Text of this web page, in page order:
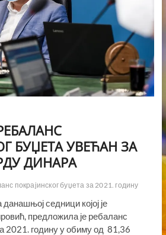
БУЏЕТА УВЕЋАН ЗА
ДИНАРА
покрајинског буџета за 2021. годину
седници којој је
предложила је ребаланс
2021. годину у обиму од 81,36